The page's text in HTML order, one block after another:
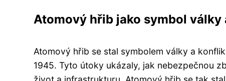
Atomový hřib jako symbol války
Atomový hřib se stal symbolem války a
1945. Tyto útoky ukázaly, jak nebezpečnou